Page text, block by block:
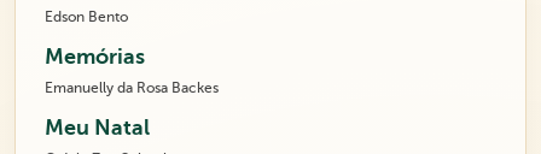
Edson Bento
Memórias
Emanuelly da Rosa Backes
Meu Natal